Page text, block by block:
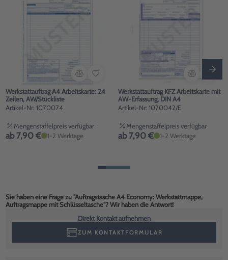
Werkstattauftrag A4 Arbeitskarte: 24
Zeilen, AW/Stückliste
Artikel-Nr: 1070074
Mengenstaffelpreis verfügbar
ab 7,90 € 1-2 Werktage
Werkstattauftrag KFZ Arbeitskarte mit
AW-Erfassung, DIN A4
Artikel-Nr: 1070042/E
Mengenstaffelpreis verfügbar
ab 7,90 € 1-2 Werktage
Sie haben eine Frage zu "Auftragstasche A4 Economy: Werkstattmappe,
Auftragsmappe mit Schlüsseltasche"? Wir haben die Antwort!
Direkt Kontakt aufnehmen
ZUM KONTAKTFORMULAR